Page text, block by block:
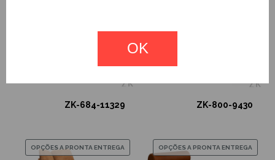
ZK-684-11329 ZK-800-9430
OPÇÕES A PRONTA ENTREGA OPÇÕES A PRONTA ENTREGA
OK